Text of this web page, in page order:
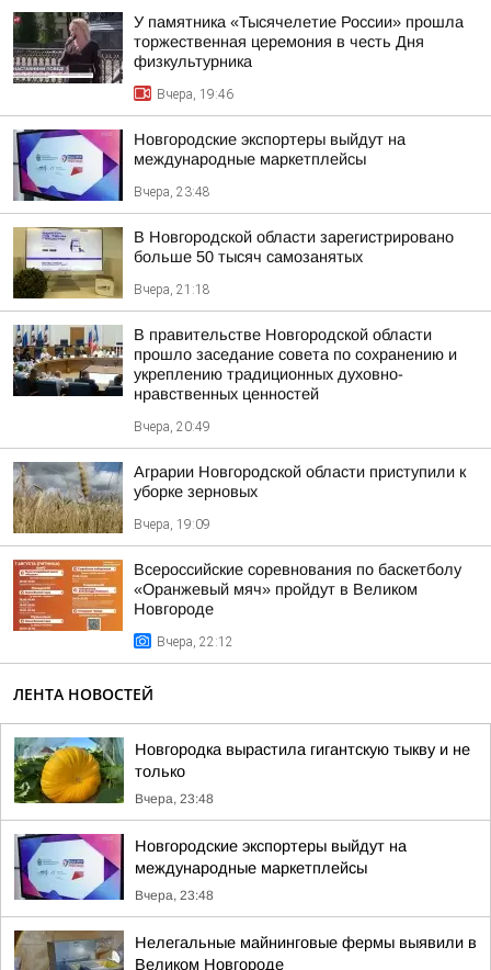
У памятника «Тысячелетие России» прошла
торжественная церемония в честь Дня
физкультурника
Вчера, 19:46
Новгородские экспортеры выйдут на
международные маркетплейсы
Вчера, 23:48
В Новгородской области зарегистрировано
больше 50 тысяч самозанятых
Вчера, 21:18
В правительстве Новгородской области
прошло заседание совета по сохранению и
укреплению традиционных духовно-
нравственных ценностей
Вчера, 20:49
Аграрии Новгородской области приступили к
уборке зерновых
Вчера, 19:09
Всероссийские соревнования по баскетболу
«Оранжевый мяч» пройдут в Великом
Новгороде
Вчера, 22:12
ЛЕНТА НОВОСТЕЙ
Новгородка вырастила гигантскую тыкву и не
только
Вчера, 23:48
Новгородские экспортеры выйдут на
международные маркетплейсы
Вчера, 23:48
Нелегальные майнинговые фермы выявили в
Великом Новгороде